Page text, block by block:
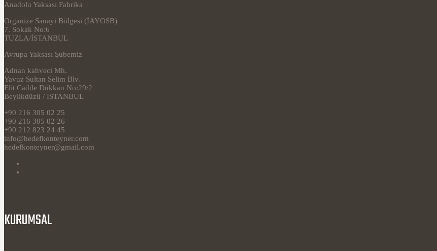
Anadolu Yaksası Fabrika
Organize Sanayi Bölgesi (İAYOSB)
7. Sokak No:6
TUZLA/İSTANBUL
Avrupa Yaksası Şubemiz
Adnan kahveci Mh.
Yavuz Sultan Selim Blv.
Elit Cadde Dükkan No:29/2
Beylikdüzü / İSTANBUL
+90 216 305 02 25
+90 216 305 02 26
+90 212 823 24 45
info@hedefkonteyner.com
hedefkonteyner@gmail.com
KURUMSAL